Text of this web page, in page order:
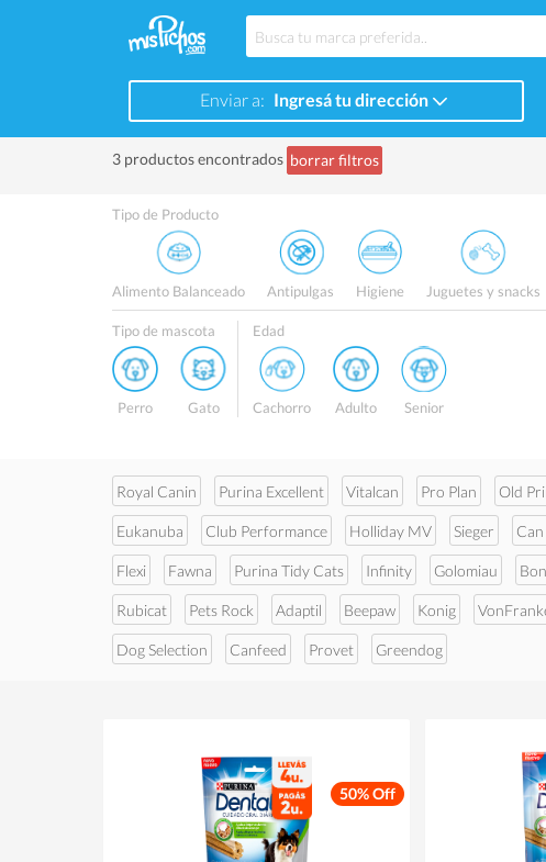
Enviar a: Ingresá tu dirección
3 productos encontrados borrar filtros
Tipo de Producto
Alimento Balanceado Antipulgas Higiene Juguetes y snacks
Tipo de mascota
Perro Gato
Edad
Cachorro Adulto Senior
Royal Canin Purina Excellent Vitalcan Pro Plan Old
Eukanuba Club Performance Holliday MV Sieger
Flexi Fawna Purina Tidy Cats Infinity Golomiau
Rubicat Pets Rock Adaptil Beepaw Konig
Dog Selection Canfeed Provet Greendog
50% Off